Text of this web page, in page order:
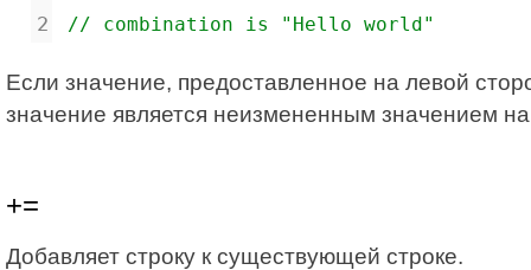
// combination is "Hello world"
Если значение, предоставленное на левой
значение является неизмененным значением
+=
Добавляет строку к существующей строке.